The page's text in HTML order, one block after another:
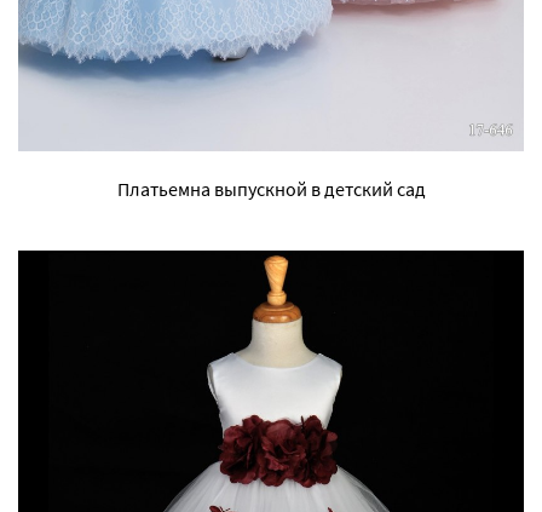
Платьемна выпускной в детский сад